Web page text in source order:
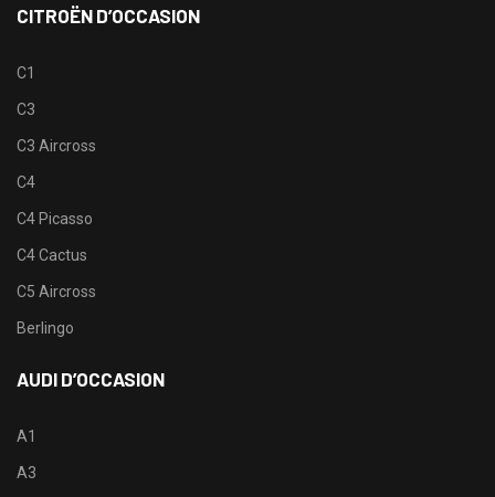
CITROËN D’OCCASION
C1
C3
C3 Aircross
C4
C4 Picasso
C4 Cactus
C5 Aircross
Berlingo
AUDI D’OCCASION
A1
A3